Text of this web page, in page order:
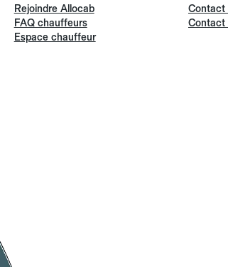
Rejoindre Allocab
FAQ chauffeurs
Espace chauffeur
Contact
Contact